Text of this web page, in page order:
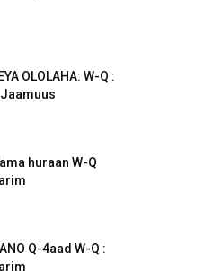
OLOLAHA: W-Q :
huraan W-Q
Q-4aad W-Q :